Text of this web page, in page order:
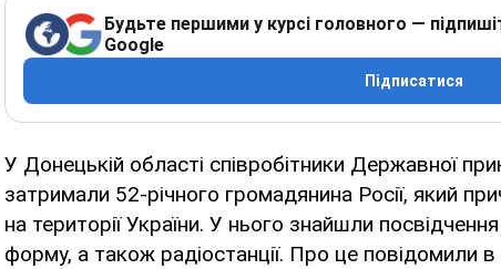
Будьте першими у курсі головного —
Google
Підписатися
У Донецькій області співробітники Державної
затримали 52-річного громадянина Росії, який
на території України. У нього знайшли
форму, а також радіостанції. Про це повідомили